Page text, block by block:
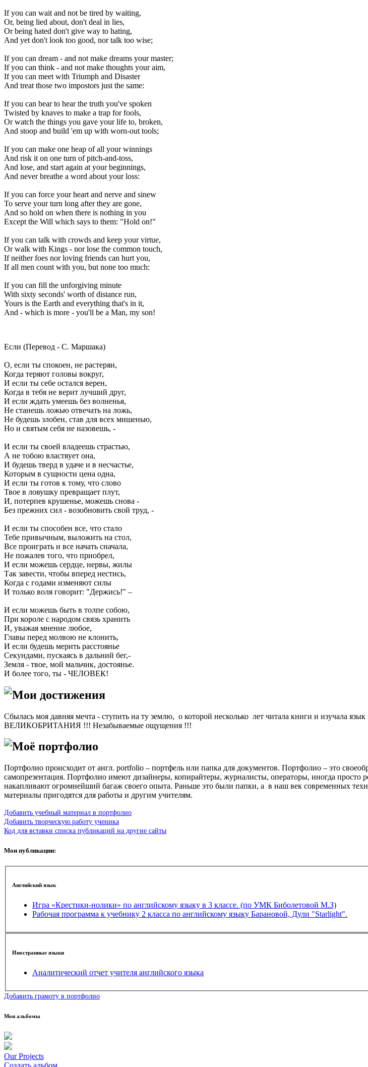
If you can wait and not be tired by waiting,
Or, being lied about, don't deal in lies,
Or being hated don't give way to hating,
And yet don't look too good, nor talk too wise;
If you can dream - and not make dreams your master;
If you can think - and not make thoughts your aim,
If you can meet with Triumph and Disaster
And treat those two impostors just the same:
If you can bear to hear the truth you've spoken
Twisted by knaves to make a trap for fools,
Or watch the things you gave your life to, broken,
And stoop and build 'em up with worn-out tools;
If you can make one heap of all your winnings
And risk it on one turn of pitch-and-toss,
And lose, and start again at your beginnings,
And never breathe a word about your loss:
If you can force your heart and nerve and sinew
To serve your turn long after they are gone,
And so hold on when there is nothing in you
Except the Will which says to them: "Hold on!"
If you can talk with crowds and keep your virtue,
Or walk with Kings - nor lose the common touch,
If neither foes nor loving friends can hurt you,
If all men count with you, but none too much:
If you can fill the unforgiving minute
With sixty seconds' worth of distance run,
Yours is the Earth and everything that's in it,
And - which is more - you'll be a Man, my son!
Если (Перевод - С. Маршака)
О, если ты спокоен, не растерян,
Когда теряют головы вокруг,
И если ты себе остался верен,
Когда в тебя не верит лучший друг,
И если ждать умеешь без волненья,
Не станешь ложью отвечать на ложь,
Не будешь злобен, став для всех мишенью,
Но и святым себя не назовешь, -
И если ты своей владеешь страстью,
А не тобою властвует она,
И будешь тверд в удаче и в несчастье,
Которым в сущности цена одна,
И если ты готов к тому, что слово
Твое в ловушку превращает плут,
И, потерпев крушенье, можешь снова -
Без прежних сил - возобновить свой труд, -
И если ты способен все, что стало
Тебе привычным, выложить на стол,
Все проиграть и все начать сначала,
Не пожалев того, что приобрел,
И если можешь сердце, нервы, жилы
Так завести, чтобы вперед нестись,
Когда с годами изменяют силы
И только воля говорит: "Держись!" –
И если можешь быть в толпе собою,
При короле с народом связь хранить
И, уважая мнение любое,
Главы перед молвою не клонить,
И если будешь мерить расстоянье
Секундами, пускаясь в дальний бег,-
Земля - твое, мой мальчик, достоянье.
И более того, ты - ЧЕЛОВЕК!
Мои достижения
Сбылась моя давняя мечта - ступить на ту землю, о которой несколько лет читала книги и изучала
ВЕЛИКОБРИТАНИЯ !!! Незабываемые ощущения !!!
Моё портфолио
Портфолио происходит от англ. portfolio – портфель или папка для документов. Портфолио – это
самопрезентация. Портфолио имеют дизайнеры, копирайтеры, журналисты, операторы, иногда
накапливают огромнейший багаж своего опыта. Раньше это были папки, а в наш век современных
материалы пригодятся для работы и другим учителям.
Добавить учебный материал в портфолио
Добавить творческую работу ученика
Код для вставки списка публикаций на другие сайты
Мои публикации:
Английский язык
Игра «Крестики-нолики» по английскому языку в 3 классе. (по УМК Биболетовой М.З)
Рабочая программа к учебнику 2 класса по английскому языку Барановой, Дули "Starlight".
Иностранные языки
Аналитический отчет учителя английского языка
Добавить грамоту в портфолио
Мои альбомы
Our Projects
Создать альбом